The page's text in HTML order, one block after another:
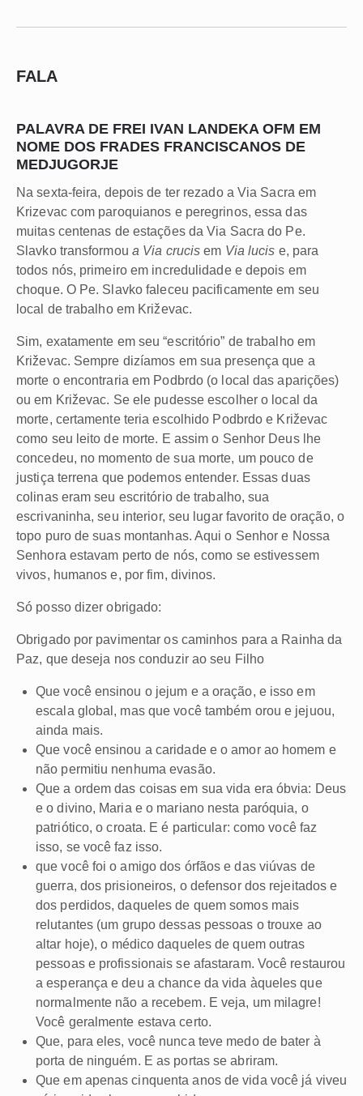
FALA
PALAVRA DE FREI IVAN LANDEKA OFM EM
NOME DOS FRADES FRANCISCANOS DE
MEDJUGORJE
Na sexta-feira, depois de ter rezado a Via Sacra em
Krizevac com paroquianos e peregrinos, essa das
muitas centenas de estações da Via Sacra do Pe.
Slavko transformou a Via crucis em Via lucis e, para
todos nós, primeiro em incredulidade e depois em
choque. O Pe. Slavko faleceu pacificamente em seu
local de trabalho em Križevac.
Sim, exatamente em seu “escritório” de trabalho em
Križevac. Sempre dizíamos em sua presença que a
morte o encontraria em Podbrdo (o local das aparições)
ou em Križevac. Se ele pudesse escolher o local da
morte, certamente teria escolhido Podbrdo e Križevac
como seu leito de morte. E assim o Senhor Deus lhe
concedeu, no momento de sua morte, um pouco de
justiça terrena que podemos entender. Essas duas
colinas eram seu escritório de trabalho, sua
escrivaninha, seu interior, seu lugar favorito de oração, o
topo puro de suas montanhas. Aqui o Senhor e Nossa
Senhora estavam perto de nós, como se estivessem
vivos, humanos e, por fim, divinos.
Só posso dizer obrigado:
Obrigado por pavimentar os caminhos para a Rainha da
Paz, que deseja nos conduzir ao seu Filho
Que você ensinou o jejum e a oração, e isso em
escala global, mas que você também orou e jejuou,
ainda mais.
Que você ensinou a caridade e o amor ao homem e
não permitiu nenhuma evasão.
Que a ordem das coisas em sua vida era óbvia: Deus
e o divino, Maria e o mariano nesta paróquia, o
patriótico, o croata. E é particular: como você faz
isso, se você faz isso.
que você foi o amigo dos órfãos e das viúvas de
guerra, dos prisioneiros, o defensor dos rejeitados e
dos perdidos, daqueles de quem somos mais
relutantes (um grupo dessas pessoas o trouxe ao
altar hoje), o médico daqueles de quem outras
pessoas e profissionais se afastaram. Você restaurou
a esperança e deu a chance da vida àqueles que
normalmente não a recebem. E veja, um milagre!
Você geralmente estava certo.
Que, para eles, você nunca teve medo de bater à
porta de ninguém. E as portas se abriram.
Que em apenas cinquenta anos de vida você já viveu